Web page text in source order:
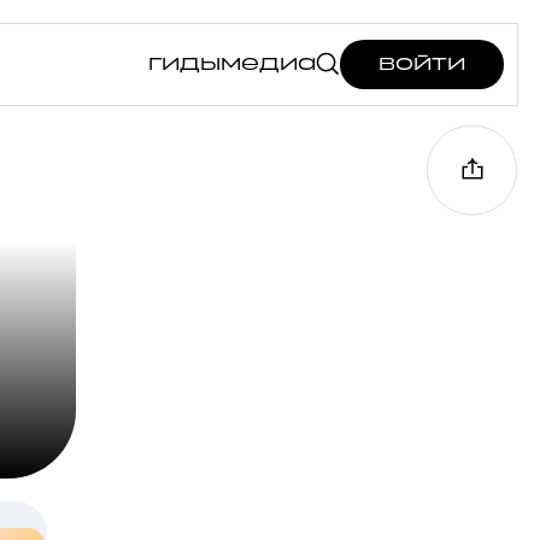
гидымедиа войти